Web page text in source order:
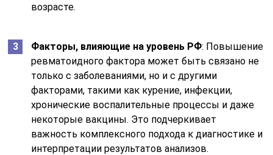
возрасте.
Факторы, влияющие на уровень РФ: Повышение
ревматоидного фактора может быть связано не
только с заболеваниями, но и с другими
факторами, такими как курение, инфекции,
хронические воспалительные процессы и даже
некоторые вакцины. Это подчеркивает
важность комплексного подхода к диагностике и
интерпретации результатов анализов.